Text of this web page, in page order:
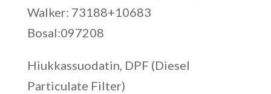
Walker: 73188+10683
Bosal:097208
Hiukkassuodatin, DPF (Diesel
Particulate Filter)